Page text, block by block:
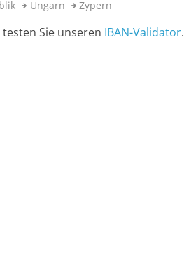
Ungarn Zypern
Sie unseren IBAN-Validator.